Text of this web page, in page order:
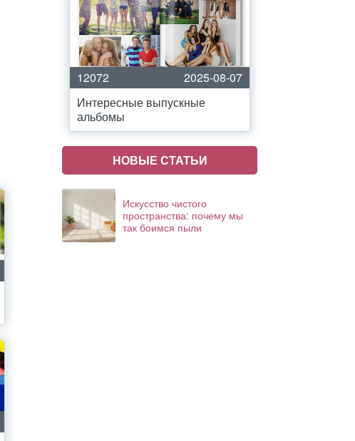
12072
2025-08-07
Интересные выпускные
альбомы
НОВЫЕ СТАТЬИ
Искусство чистого
пространства: почему мы
так боимся пыли